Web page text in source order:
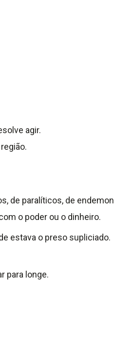
agir.
de paralíticos, de
o poder ou o dinheiro.
estava o preso supliciado.
para longe.